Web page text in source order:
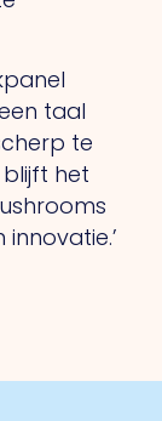
taal
te
blijft het